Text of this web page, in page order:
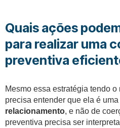
Quais ações
para realizar uma
preventiva
Mesmo essa estratégia tendo
precisa entender que ela é uma
relacionamento, e não de
preventiva precisa ser